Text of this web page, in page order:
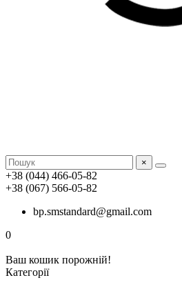
×
+38 (044) 466-05-82
+38 (067) 566-05-82
bp.smstandard@gmail.com
0
Ваш кошик порожній!
Категорії